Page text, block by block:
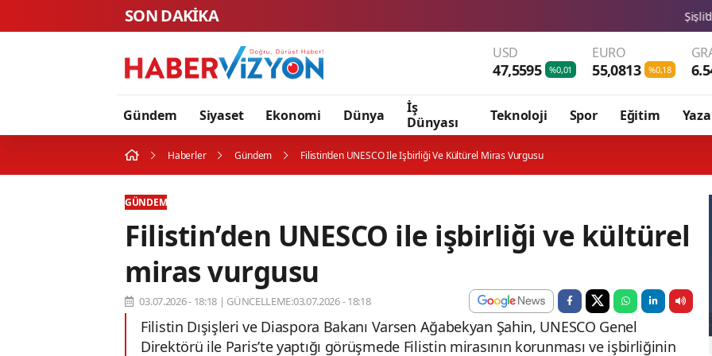
SON DAKİKA Şişli’de Nilda Müge
USD
47,5595 %0,01
EURO
55,0813 %0,18
Gündem Siyaset Ekonomi Dünya
İş
Dünyası
Teknoloji Spor Eğitim
Haberler Gündem Filistin’den UNESCO Ile Işbirliği Ve Kültürel Miras Vurgusu
GÜNDEM
Filistin’den UNESCO ile işbirliği ve kültürel
miras vurgusu
03.07.2026 - 18:18 | GÜNCELLEME:03.07.2026 - 18:18
Filistin Dışişleri ve Diaspora Bakanı Varsen Ağabekyan Şahin, UNESCO Genel
Direktörü ile Paris’te yaptığı görüşmede Filistin mirasının korunması ve işbirliğinin